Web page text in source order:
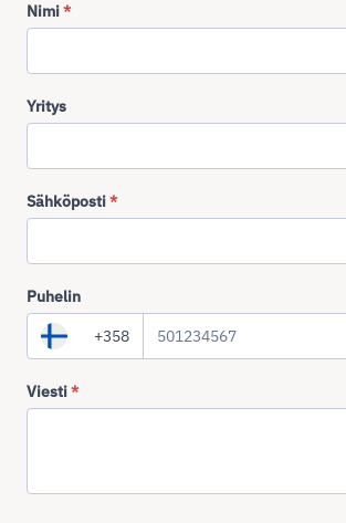
Nimi*
Yritys
Sähköposti*
Puhelin
+358
Viesti*